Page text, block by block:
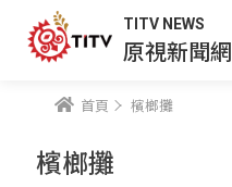
TITV NEWS
原視新聞網
首頁 檳榔攤
檳榔攤